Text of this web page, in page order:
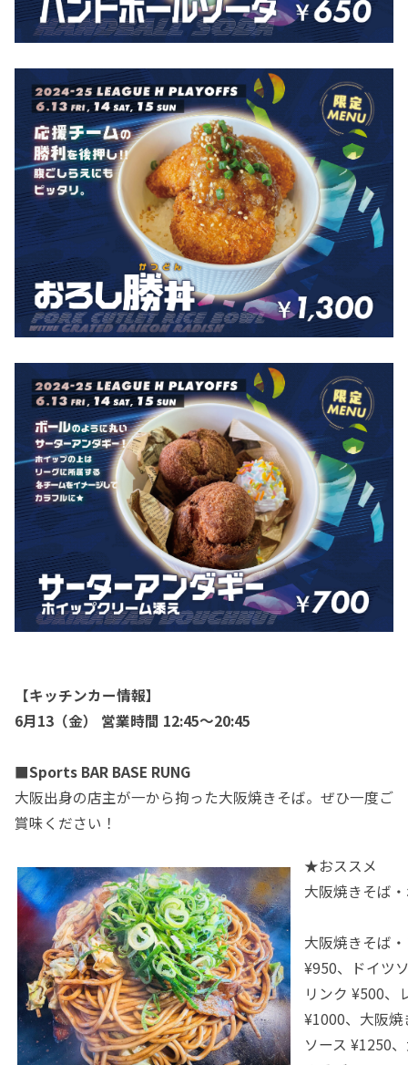
【キッチンカー情報】
6月13（金） 営業時間 12:45～20:45
■Sports BAR BASE RUNG
大阪出身の店主が一から拘った大阪焼きそば。ぜひ一度ご
賞味ください！
★おススメ
大阪焼きそば
大阪焼きそば
¥950、ドイツ
リンク ¥500、
¥1000、大阪
ソース ¥1250